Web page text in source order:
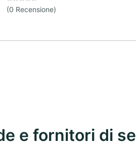
(0 Recensione)
e fornitori di